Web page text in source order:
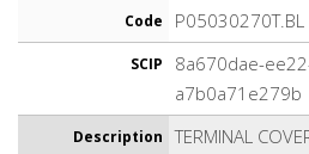
Code P05030270T.BL
SCIP
8a670dae-
a7b0a71e279b
Description TERMINAL